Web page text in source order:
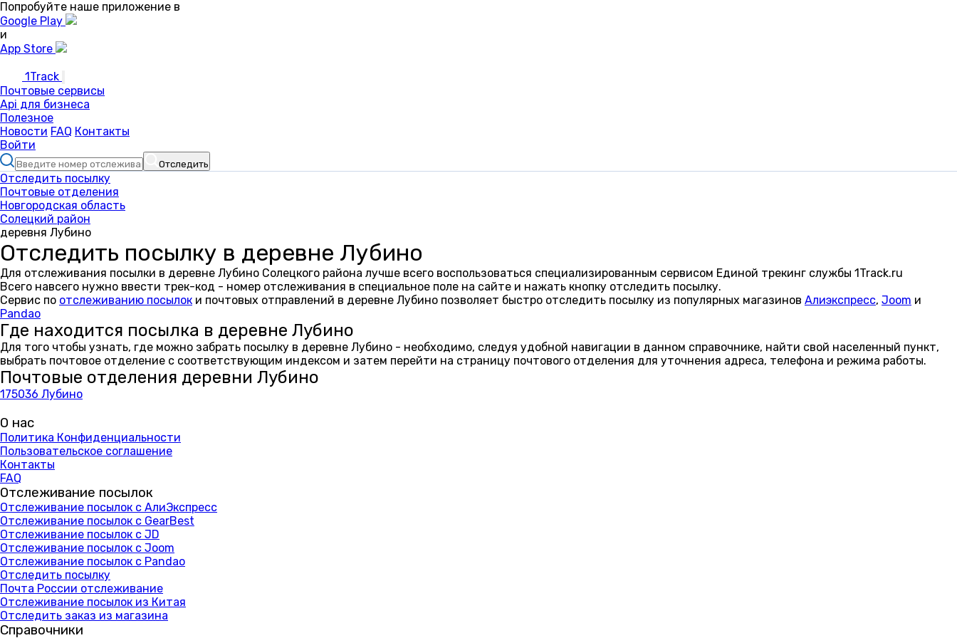
Попробуйте наше приложение в
Google Play
и
App Store
1Track
Почтовые сервисы
Api для бизнеса
Полезное
Новости FAQ Контакты
Войти
Отследить
Отследить посылку
Почтовые отделения
Новгородская область
Солецкий район
деревня Лубино
Отследить посылку в деревне Лубино
Для отслеживания посылки в деревне Лубино Солецкого района лучше всего воспользоваться специализированным сервисом Единой трекинг службы 1Track.ru
Всего навсего нужно ввести трек-код - номер отслеживания в специальное поле на сайте и нажать кнопку отследить посылку.
Сервис по отслеживанию посылок и почтовых отправлений в деревне Лубино позволяет быстро отследить посылку из популярных магазинов Алиэкспресс, Joom и
Pandao
Где находится посылка в деревне Лубино
Для того чтобы узнать, где можно забрать посылку в деревне Лубино - необходимо, следуя удобной навигации в данном справочнике, найти свой населенный пункт,
выбрать почтовое отделение с соответствующим индексом и затем перейти на страницу почтового отделения для уточнения адреса, телефона и режима работы.
Почтовые отделения деревни Лубино
175036 Лубино
О нас
Политика Конфиденциальности
Пользовательское соглашение
Контакты
FAQ
Отслеживание посылок
Отслеживание посылок с АлиЭкспресс
Отслеживание посылок с GearBest
Отслеживание посылок с JD
Отслеживание посылок с Joom
Отслеживание посылок с Pandao
Отследить посылку
Почта России отслеживание
Отслеживание посылок из Китая
Отследить заказ из магазина
Справочники